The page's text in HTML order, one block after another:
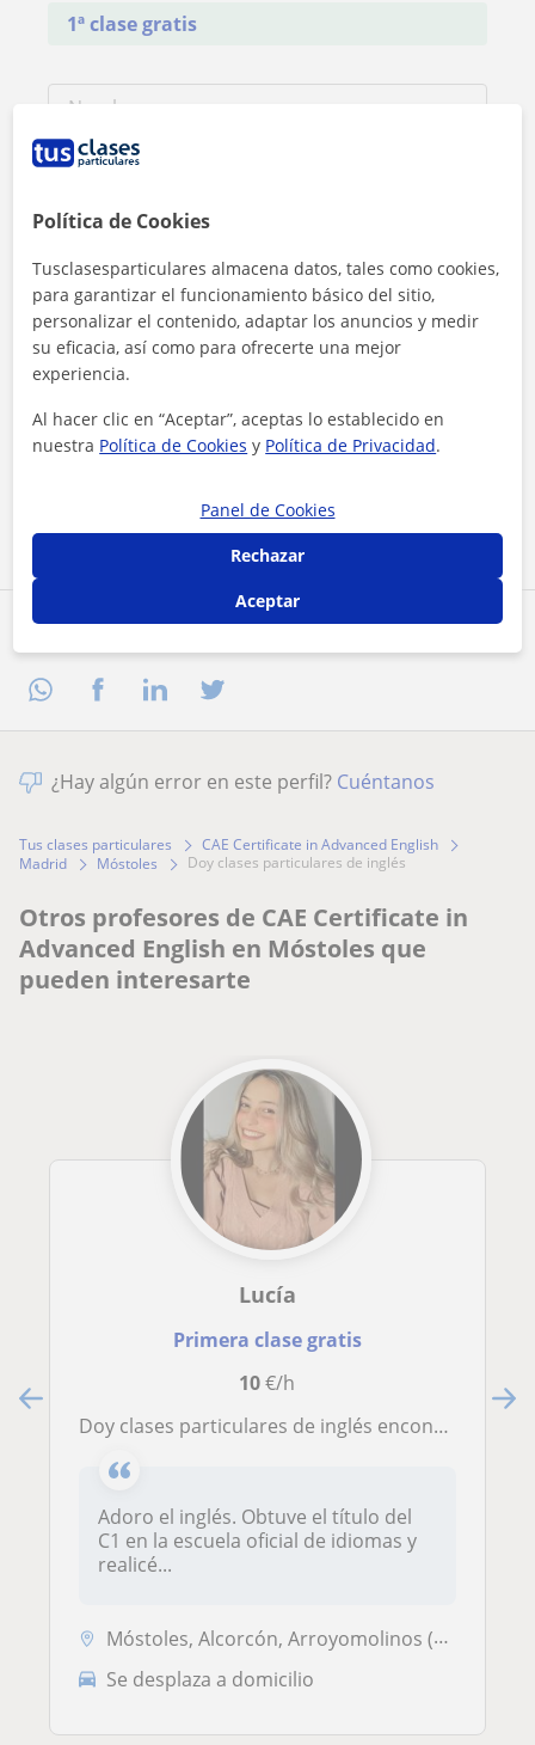
Comparte a este profesor
1ª clase gratis
Al hacer clic, aceptas nuestro aviso legaly de privacidad
Contactar ahora
¿Hay algún error en este perfil? Cuéntanos
Tus clases particulares
CAE Certificate in Advanced English
Madrid
Móstoles doy clases particulares de inglés
Otros profesores de CAE Certificate in
Advanced English en Móstoles que
pueden interesarte
Lucía
Primera clase gratis
10€/h
Doy clases particulares de inglés encontrando la forma amena y perfecta de que se entretengan aprendiendo un nuevo idioma
Adoro el inglés. Obtuve el título del
C1 en la escuela oficial de idiomas y
realicé...
Móstoles, Alcorcón, Arroyomolinos (Madrid), Boadilla del Monte, Fuenla...
Se desplaza a domicilio
Política de Cookies
Tusclasesparticulares almacena datos, tales como cookies,
para garantizar el funcionamiento básico del sitio,
personalizar el contenido, adaptar los anuncios y medir
su eficacia, así como para ofrecerte una mejor
experiencia.
Al hacer clic en “Aceptar”, aceptas lo establecido en
nuestra Política de Cookies y Política de Privacidad.
Panel de Cookies
Rechazar
Aceptar